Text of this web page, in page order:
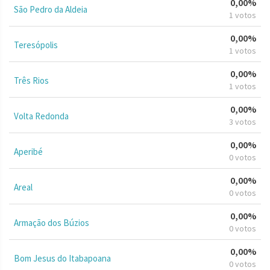
São Pedro da Aldeia 1 votos
Teresópolis
0,00%
1 votos
Três Rios
0,00%
1 votos
Volta Redonda
0,00%
3 votos
Aperibé
0,00%
0 votos
Areal
0,00%
0 votos
Armação dos Búzios
0,00%
0 votos
Bom Jesus do Itabapoana
0,00%
0 votos